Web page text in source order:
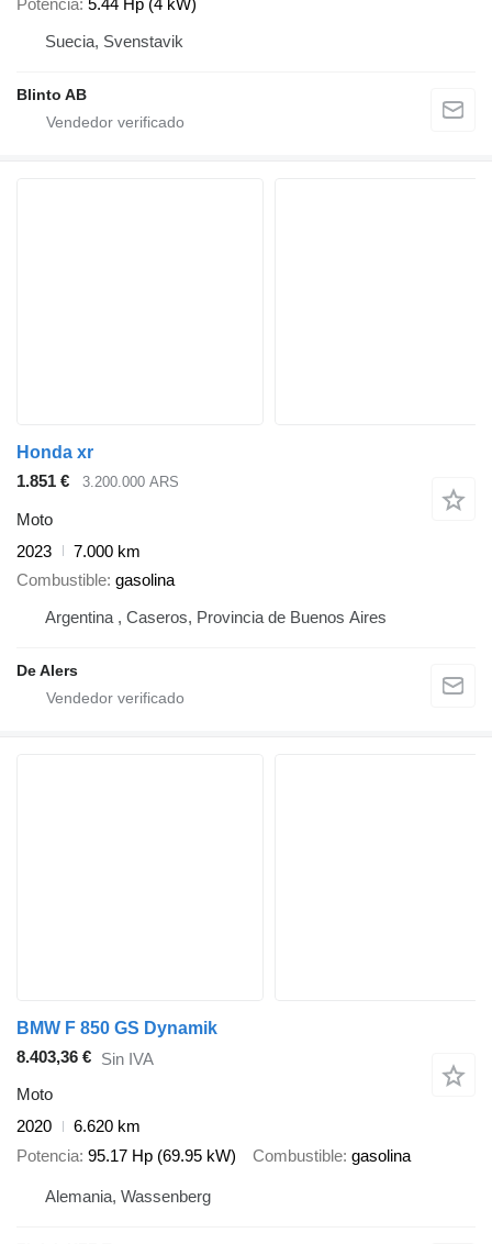
Potencia 5.44 Hp (4 kW)
Suecia, Svenstavik
Blinto AB
Honda xr
1.851 €
3.200.000 ARS
Moto
2023
7.000 km
Combustible gasolina
Argentina , Caseros, Provincia de Buenos Aires
De Alers
BMW F 850 GS Dynamik
8.403,36 € Sin IVA
Moto
2020
6.620 km
Potencia 95.17 Hp (69.95 kW) Combustible gasolina
Alemania, Wassenberg